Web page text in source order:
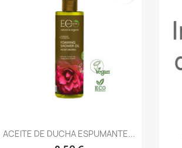
Vista rápida
ACEITE DE DUCHA ESPUMANTE...